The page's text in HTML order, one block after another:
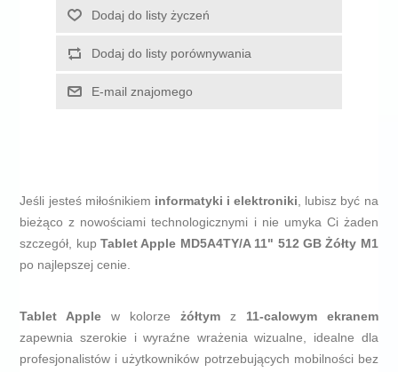
Dodaj do listy życzeń
Dodaj do listy porównywania
E-mail znajomego
Jeśli jesteś miłośnikiem informatyki i elektroniki, lubisz być na
bieżąco z nowościami technologicznymi i nie umyka Ci żaden
szczegół, kupTablet Apple MD5A4TY/A 11" 512 GB Żółty M1
po najlepszej cenie.
Tablet Apple w kolorze żółtymz 11-calowym ekranem
zapewnia szerokie i wyraźne wrażenia wizualne, idealne dla
profesjonalistów i użytkowników potrzebujących mobilności bez